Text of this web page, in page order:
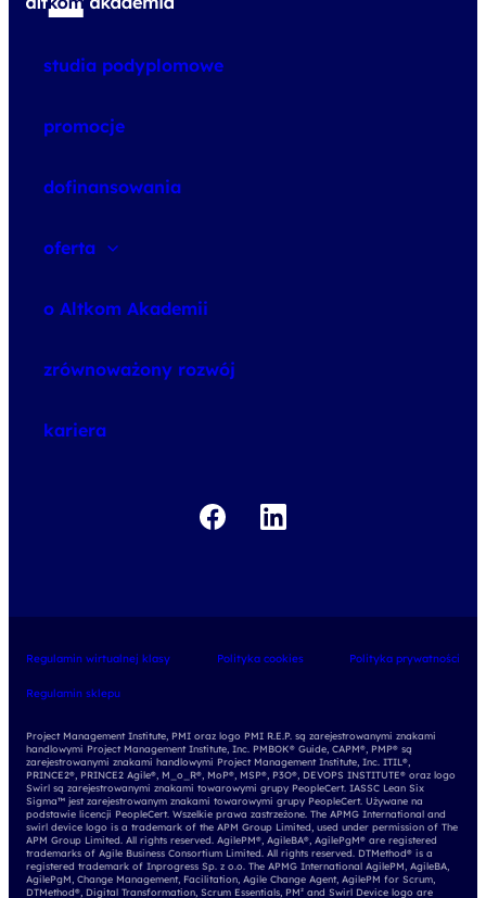
studia podyplomowe
promocje
dofinansowania
oferta
o Altkom Akademii
zrównoważony rozwój
kariera
Regulamin wirtualnej klasy Polityka cookies Polityka prywatności
Regulamin sklepu
Project Management Institute, PMI oraz logo PMI R.E.P. są zarejestrowanymi znakami
handlowymi Project Management Institute, Inc. PMBOK® Guide, CAPM®, PMP® są
zarejestrowanymi znakami handlowymi Project Management Institute, Inc. ITIL®,
PRINCE2®, PRINCE2 Agile®, M_o_R®, MoP®, MSP®, P3O®, DEVOPS INSTITUTE® oraz logo
Swirl są zarejestrowanymi znakami towarowymi grupy PeopleCert. IASSC Lean Six
Sigma™ jest zarejestrowanym znakami towarowymi grupy PeopleCert. Używane na
podstawie licencji PeopleCert. Wszelkie prawa zastrzeżone. The APMG International and
swirl device logo is a trademark of the APM Group Limited, used under permission of The
APM Group Limited. All rights reserved. AgilePM®, AgileBA®, AgilePgM® are registered
trademarks of Agile Business Consortium Limited. All rights reserved. DTMethod® is a
registered trademark of Inprogress Sp. z o.o. The APMG International AgilePM, AgileBA,
AgilePgM, Change Management, Facilitation, Agile Change Agent, AgilePM for Scrum,
DTMethod®, Digital Transformation, Scrum Essentials, PM² and Swirl Device logo are